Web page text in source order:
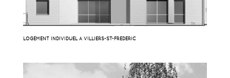
LOGEMENT INDIVIDUEL À VILLIERS-ST-FRÉDÉRIC